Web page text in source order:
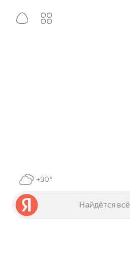
+30°
Найдётся всё